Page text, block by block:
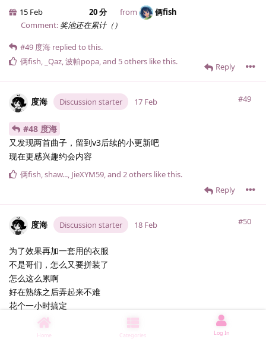
15 Feb
20 分 from
俩fish
Comment: 奖池还在累计（）
Reply
#49 度海 replied to this.
俩fish
_Qaz 波帕popa , and 5others like this.
度海 Discussion starter #49
17 Feb
#48 度海
又发现两首曲子，留到v3后续的小更新吧
现在更感兴趣约会内容
Reply
俩fish,shaw.​.​.​, JieXYM59, and 2others like this.
度海 Discussion starter #50
18 Feb
为了效果再加一套用的衣服
不是哥们，怎么又要拼装了
怎么这么累啊
好在熟练之后弄起来不难
花个一小时搞定
Reply
俩fish ,TLO922_ , and others
Home Categories Log In